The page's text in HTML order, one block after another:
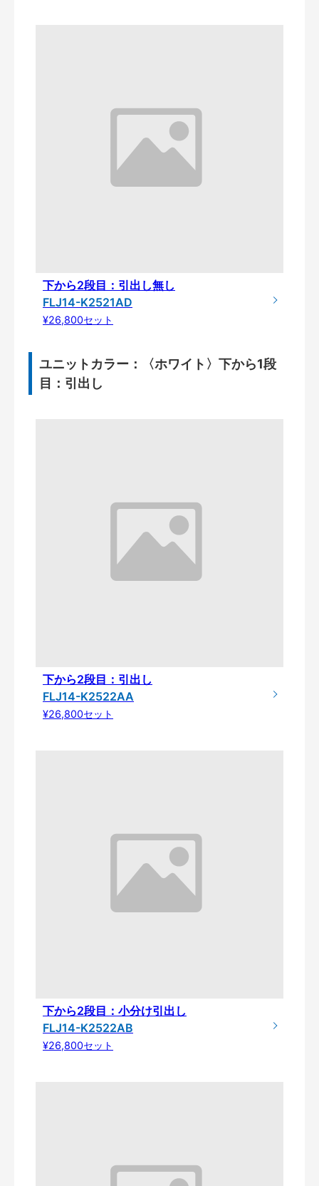
下から2段目：引出し無し
FLJ14-K2521AD
¥26,800セット
ユニットカラー：〈ホワイト〉下から1段
目：引出し
下から2段目：引出し
FLJ14-K2522AA
¥26,800セット
下から2段目：小分け引出し
FLJ14-K2522AB
¥26,800セット